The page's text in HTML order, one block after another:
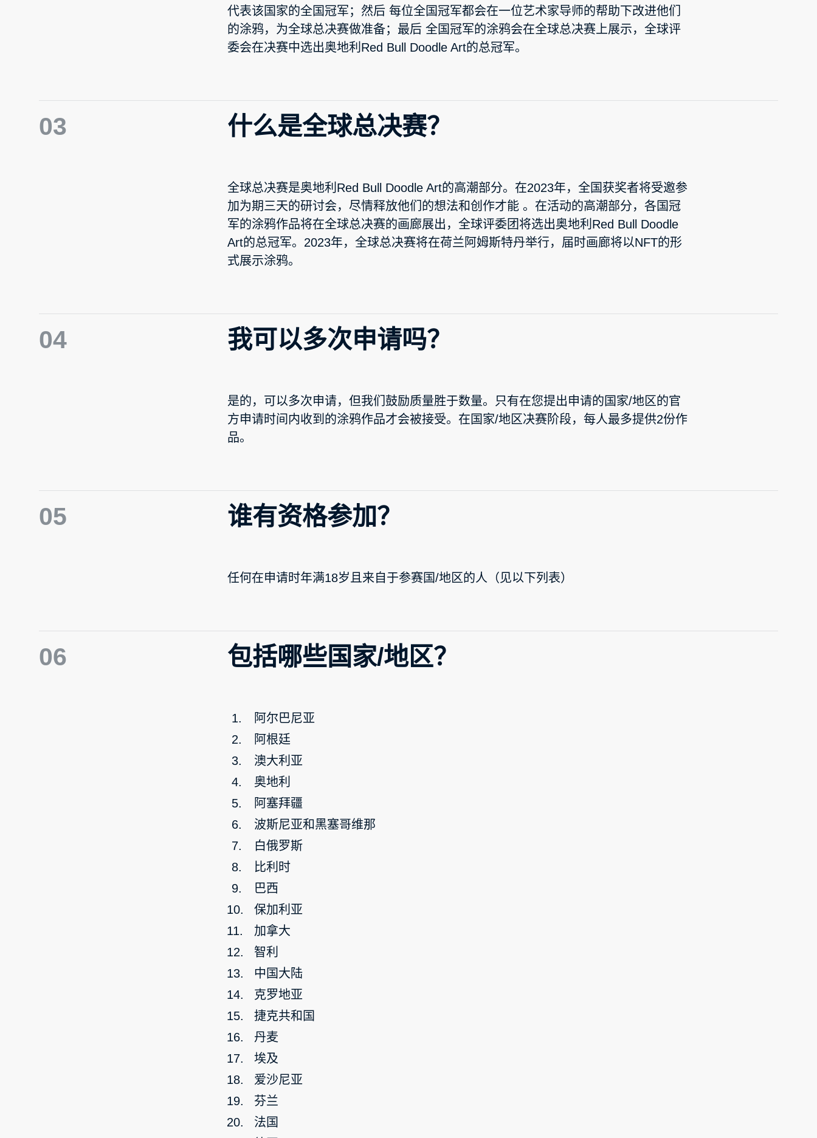
代表该国家的全国冠军；然后 每位全国冠军都会在一位艺术家导师的帮助下改进他们
的涂鸦，为全球总决赛做准备；最后 全国冠军的涂鸦会在全球总决赛上展示，全球评
委会在决赛中选出奥地利Red Bull Doodle Art的总冠军。
03 什么是全球总决赛？
全球总决赛是奥地利Red Bull Doodle Art的高潮部分。在2023年，全国获奖者将受邀参
加为期三天的研讨会，尽情释放他们的想法和创作才能 。在活动的高潮部分，各国冠
军的涂鸦作品将在全球总决赛的画廊展出，全球评委团将选出奥地利Red Bull Doodle
Art的总冠军。2023年，全球总决赛将在荷兰阿姆斯特丹举行，届时画廊将以NFT的形
式展示涂鸦。
04 我可以多次申请吗？
是的，可以多次申请，但我们鼓励质量胜于数量。只有在您提出申请的国家/地区的官
方申请时间内收到的涂鸦作品才会被接受。在国家/地区决赛阶段，每人最多提供2份作
品。
05 谁有资格参加？
任何在申请时年满18岁且来自于参赛国/地区的人（见以下列表）
06 包括哪些国家/地区？
阿尔巴尼亚
阿根廷
澳大利亚
奥地利
阿塞拜疆
波斯尼亚和黑塞哥维那
白俄罗斯
比利时
巴西
保加利亚
加拿大
智利
中国大陆
克罗地亚
捷克共和国
丹麦
埃及
爱沙尼亚
芬兰
法国